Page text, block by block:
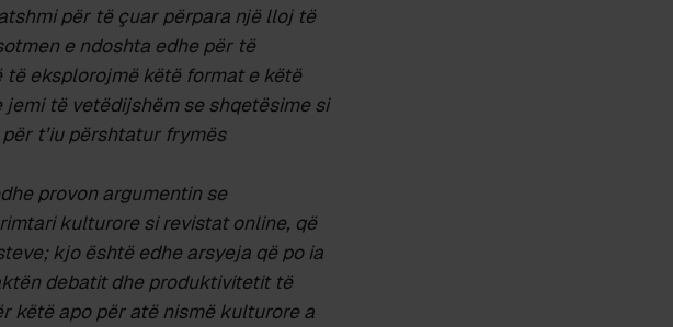
për të çuar përpara një lloj të
e ndoshta edhe për të
eksplorojmë këtë format e këtë
të vetëdijshëm se shqetësime si
t’iu përshtatur frymës
provon argumentin se
kulturore si revistat online, që
kjo është edhe arsyeja që po ia
debatit dhe produktivitetit të
këtë apo për atë nismë kulturore a